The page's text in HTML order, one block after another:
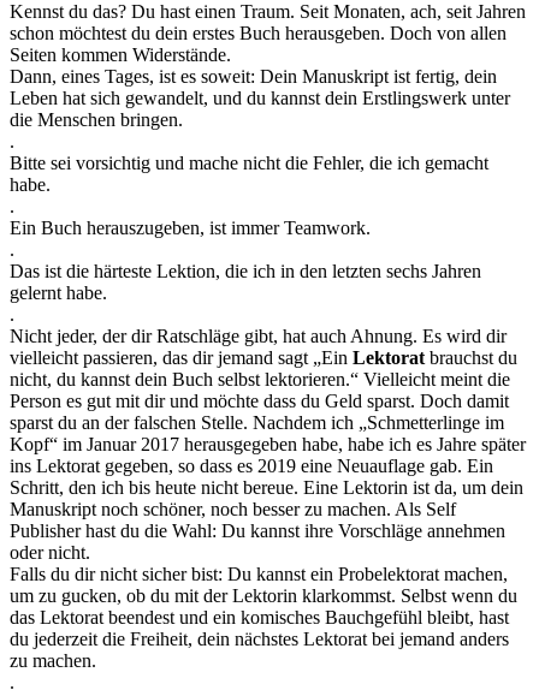
Kennst du das? Du hast einen Traum. Seit Monaten, ach, seit Jahren
schon möchtest du dein erstes Buch herausgeben. Doch von allen
Seiten kommen Widerstände.
Dann, eines Tages, ist es soweit: Dein Manuskript ist fertig, dein
Leben hat sich gewandelt, und du kannst dein Erstlingswerk unter
die Menschen bringen.
.
Bitte sei vorsichtig und mache nicht die Fehler, die ich gemacht
habe.
.
Ein Buch herauszugeben, ist immer Teamwork.
.
Das ist die härteste Lektion, die ich in den letzten sechs Jahren
gelernt habe.
.
Nicht jeder, der dir Ratschläge gibt, hat auch Ahnung. Es wird dir
vielleicht passieren, das dir jemand sagt „Ein Lektorat brauchst du
nicht, du kannst dein Buch selbst lektorieren.“ Vielleicht meint die
Person es gut mit dir und möchte dass du Geld sparst. Doch damit
sparst du an der falschen Stelle. Nachdem ich „Schmetterlinge im
Kopf“ im Januar 2017 herausgegeben habe, habe ich es Jahre später
ins Lektorat gegeben, so dass es 2019 eine Neuauflage gab. Ein
Schritt, den ich bis heute nicht bereue. Eine Lektorin ist da, um dein
Manuskript noch schöner, noch besser zu machen. Als Self
Publisher hast du die Wahl: Du kannst ihre Vorschläge annehmen
oder nicht.
Falls du dir nicht sicher bist: Du kannst ein Probelektorat machen,
um zu gucken, ob du mit der Lektorin klarkommst. Selbst wenn du
das Lektorat beendest und ein komisches Bauchgefühl bleibt, hast
du jederzeit die Freiheit, dein nächstes Lektorat bei jemand anders
zu machen.
.